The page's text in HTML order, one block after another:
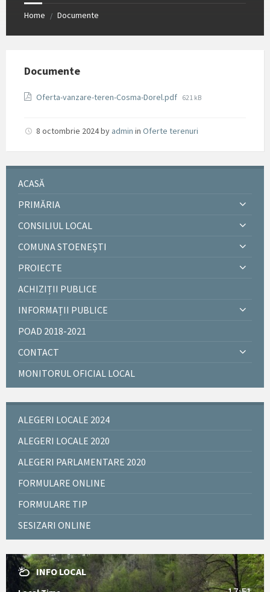
Home / Documente
Documente
Oferta-vanzare-teren-Cosma-Dorel.pdf File
621 kB
8 octombrie 2024by admin in Oferte terenuri
ACASĂ
PRIMĂRIA
CONSILIUL LOCAL
COMUNA STOENEȘTI
PROIECTE
ACHIZIȚII PUBLICE
INFORMAȚII PUBLICE
POAD 2018-2021
CONTACT
MONITORUL OFICIAL LOCAL
ALEGERI LOCALE 2024
ALEGERI LOCALE 2020
ALEGERI PARLAMENTARE 2020
FORMULARE ONLINE
FORMULARE TIP
SESIZARI ONLINE
INFO LOCAL